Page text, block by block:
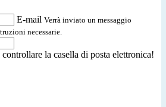
E-mail Verrà inviato un messaggio
necessarie.
la casella di posta elettronica!